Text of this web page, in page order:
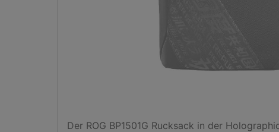
Der ROG BP1501G Rucksack in der